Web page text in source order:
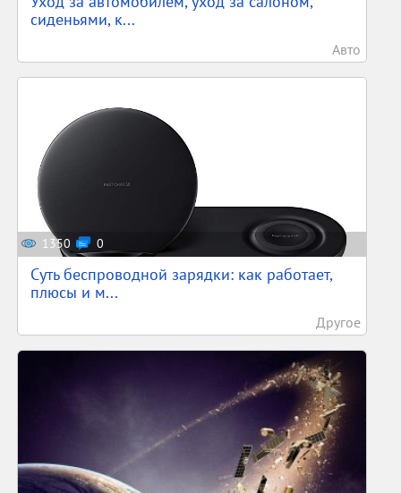
сиденьями, к...
Авто
1350 0
Суть беспроводной зарядки: как работает,
плюсы и м...
Другое